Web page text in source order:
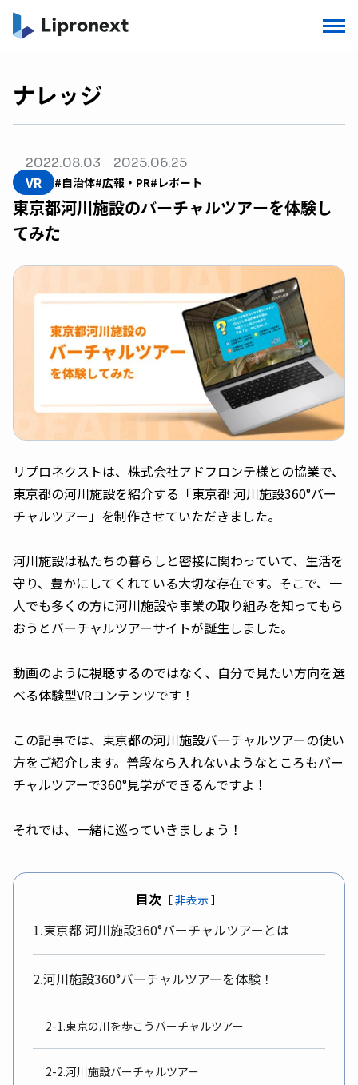
ナレッジ
2022.08.03 2025.06.25
VR #自治体#広報・PR#レポート
東京都河川施設のバーチャルツアーを体験し
てみた
リプロネクストは、株式会社アドフロンテ様との協業で、
東京都の河川施設を紹介する「東京都 河川施設360°バー
チャルツアー」を制作させていただきました。
河川施設は私たちの暮らしと密接に関わっていて、生活を
守り、豊かにしてくれている大切な存在です。そこで、一
人でも多くの方に河川施設や事業の取り組みを知ってもら
おうとバーチャルツアーサイトが誕生しました。
動画のように視聴するのではなく、自分で見たい方向を選
べる体験型VRコンテンツです！
この記事では、東京都の河川施設バーチャルツアーの使い
方をご紹介します。普段なら入れないようなところもバー
チャルツアーで360°見学ができるんですよ！
それでは、一緒に巡っていきましょう！
目次 ［非表示］
1.東京都 河川施設360°バーチャルツアーとは
2.河川施設360°バーチャルツアーを体験！
2-1.東京の川を歩こうバーチャルツアー
2-2.河川施設バーチャルツアー